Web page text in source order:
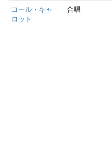
コール・キャ
ロット
合唱